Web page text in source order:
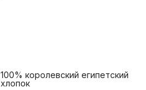
100% королевский египетский
хлопок